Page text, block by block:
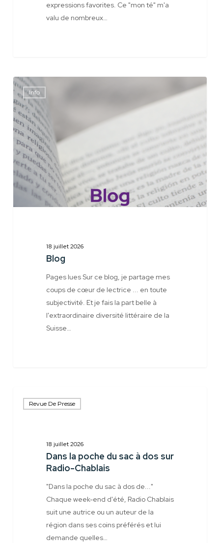
expressions favorites. Ce "mon té" m'a
valu de nombreux…
Info
Blog
18 juillet 2026
Blog
Pages lues Sur ce blog, je partage mes
coups de cœur de lectrice ... en toute
subjectivité. Et je fais la part belle à
l'extraordinaire diversité littéraire de la
Suisse…
Revue De Presse
18 juillet 2026
Dans la poche du sac à dos sur
Radio-Chablais
"Dans la poche du sac à dos de..."
Chaque week-end d'été, Radio Chablais
suit une autrice ou un auteur de la
région dans ses coins préférés et lui
demande quelles…